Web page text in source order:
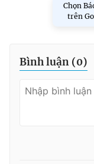
Chọn
trên
Bình luận (0)